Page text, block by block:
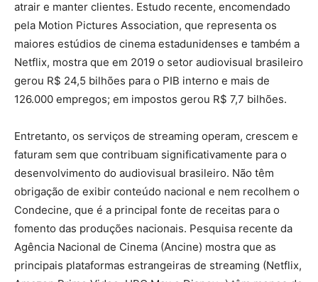
atrair e manter clientes. Estudo recente, encomendado
pela Motion Pictures Association, que representa os
maiores estúdios de cinema estadunidenses e também a
Netflix, mostra que em 2019 o setor audiovisual brasileiro
gerou R$ 24,5 bilhões para o PIB interno e mais de
126.000 empregos; em impostos gerou R$ 7,7 bilhões.
Entretanto, os serviços de streaming operam, crescem e
faturam sem que contribuam significativamente para o
desenvolvimento do audiovisual brasileiro. Não têm
obrigação de exibir conteúdo nacional e nem recolhem o
Condecine, que é a principal fonte de receitas para o
fomento das produções nacionais. Pesquisa recente da
Agência Nacional de Cinema (Ancine) mostra que as
principais plataformas estrangeiras de streaming (Netflix,